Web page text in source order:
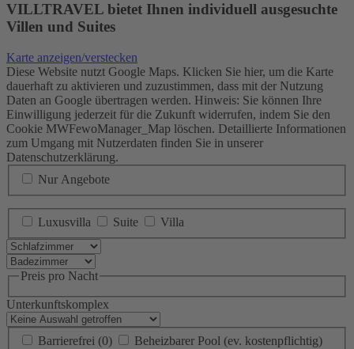
VILLTRAVEL bietet Ihnen individuell ausgesuchte
Villen und Suites
Karte anzeigen/verstecken
Diese Website nutzt Google Maps. Klicken Sie hier, um die Karte
dauerhaft zu aktivieren und zuzustimmen, dass mit der Nutzung
Daten an Google übertragen werden. Hinweis: Sie können Ihre
Einwilligung jederzeit für die Zukunft widerrufen, indem Sie den
Cookie MWFewoManager_Map löschen. Detaillierte Informationen
zum Umgang mit Nutzerdaten finden Sie in unserer
Datenschutzerklärung.
Nur Angebote
Luxusvilla Suite Villa
Preis pro Nacht
Unterkunftskomplex
Barrierefrei (0)
Beheizbarer Pool (ev. kostenpflichtig)